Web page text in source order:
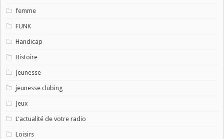
femme
FUNK
Handicap
Histoire
Jeunesse
jeunesse clubing
Jeux
L'actualité de votre radio
Loisirs